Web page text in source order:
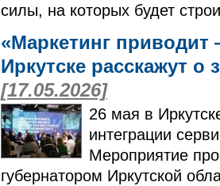
силы, на которых будет
«Маркетинг
Иркутске расскажут о
[17.05.2026]
26 мая в
интеграции
Мероприятие
губернатором Иркутской